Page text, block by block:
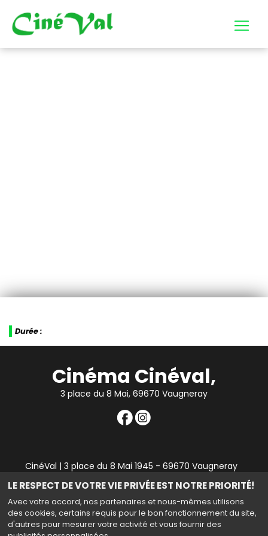
LE RESPECT DE VOTRE VIE PRIVÉE EST NOTRE PRIORITÉ!
Avec votre accord, nos partenaires et nous-mêmes utilisons
des cookies, certains requis pour le bon fonctionnement du site,
d'autres pour mesurer votre activité et vous fournir des
Durée :
Cinéma Cinéval,
3 place du 8 Mai, 69670 Vaugneray
CinéVal | 3 place du 8 Mai 1945 - 69670 Vaugneray
|Mentions légales|Contact|RGPD| Tel : 04 78 45 94